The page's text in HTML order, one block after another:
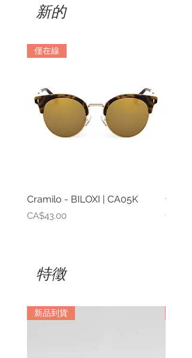
新的
僅在線
Cramilo - BILOXI | CA05K
價格
CA$43.00
卡雷
價格
特徵
新品到貨